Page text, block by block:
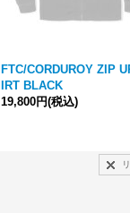
FTC/CORDUROY ZIP
IRT BLACK
19,800円(税込)